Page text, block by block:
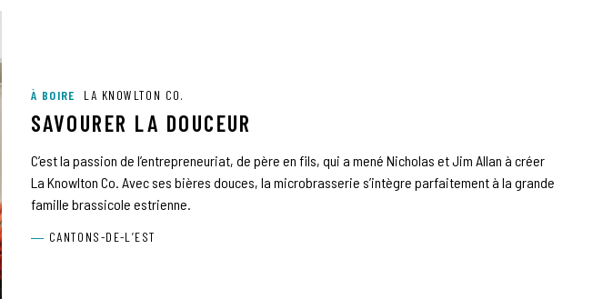
À BOIRE LA KNOWLTON CO.
SAVOURER LA DOUCEUR
C’est la passion de l’entrepreneuriat, de père en fils, qui a mené Nicholas et Jim Allan à créer
La Knowlton Co. Avec ses bières douces, la microbrasserie s’intègre parfaitement à la grande
famille brassicole estrienne.
CANTONS-DE-L’EST